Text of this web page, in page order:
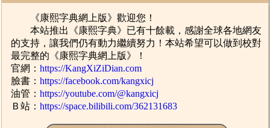
《康熙字典網上版》歡迎您！
本站推出《康熙字典》已有十餘載，感謝全球各地網友
的支持，讓我們仍有動力繼續努力！本站希望可以做到校對
最完整的《康熙字典網上版》！
官網：https://KangXiZiDian.com
臉書：https://facebook.com/kangxicj
油管：https://youtube.com/@kangxicj
Ｂ站：https://space.bilibili.com/362131683